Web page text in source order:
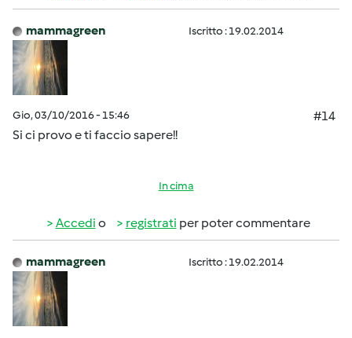
mammagreen Iscritto : 19.02.2014
Gio, 03/10/2016 - 15:46
#14
Si ci provo e ti faccio sapere!!
In cima
Accedi o registrati per poter commentare
mammagreen Iscritto : 19.02.2014